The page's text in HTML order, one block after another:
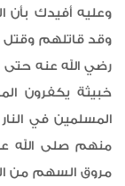
وعليه أفيدك بأن
وقد قاتلهم وقتل
رضي الله عنه
خبيثة يكفرون
المسلمين في
منهم صلى الله
مروق السهم من